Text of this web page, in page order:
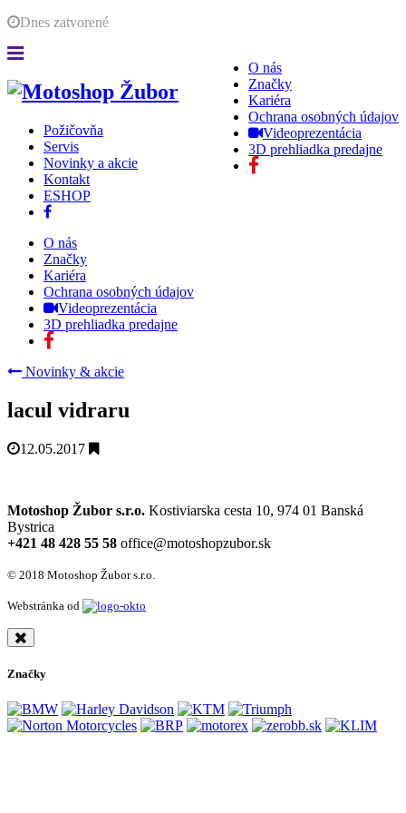
Dnes zatvorené
O nás
Značky
Kariéra
Ochrana osobných údajov
Videoprezentácia
3D prehliadka predajne
Požičovňa
Servis
Novinky a akcie
Kontakt
ESHOP
O nás
Značky
Kariéra
Ochrana osobných údajov
Videoprezentácia
3D prehliadka predajne
Novinky & akcie
lacul vidraru
12.05.2017
Motoshop Žubor s.r.o. Kostiviarska cesta 10, 974 01 Banská
Bystrica
+421 48 428 55 58 office@motoshopzubor.sk
© 2018 Motoshop Žubor s.r.o.
Webstránka od
Značky